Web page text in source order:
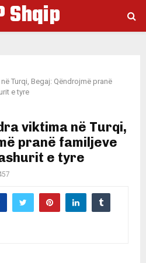
Shqip
Turqi, Begaj: Qëndrojmë pranë
e tyre
viktima në Turqi,
pranë familjeve
e tyre